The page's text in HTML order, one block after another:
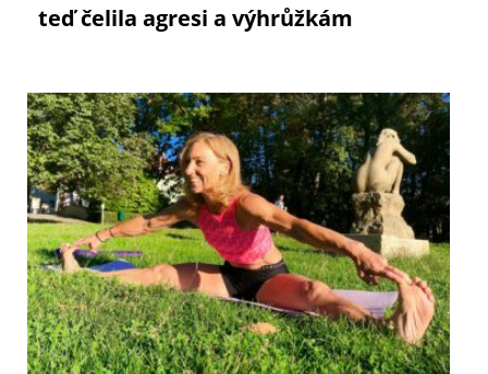
teď čelila agresi a výhrůžkám